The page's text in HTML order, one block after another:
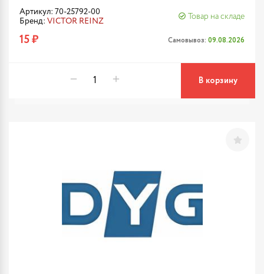
Артикул: 70-25792-00
Бренд: VICTOR REINZ
Товар на складе
15 ₽ Самовывоз: 09.08.2026
В корзину